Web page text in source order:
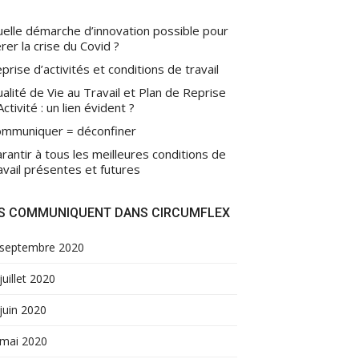
démarche d’innovation possible pour
la crise du Covid ?
d’activités et conditions de travail
de Vie au Travail et Plan de Reprise
: un lien évident ?
= déconfiner
à tous les meilleures conditions de
présentes et futures
COMMUNIQUENT DANS CIRCUMFLEX
septembre 2020
juillet 2020
juin 2020
mai 2020